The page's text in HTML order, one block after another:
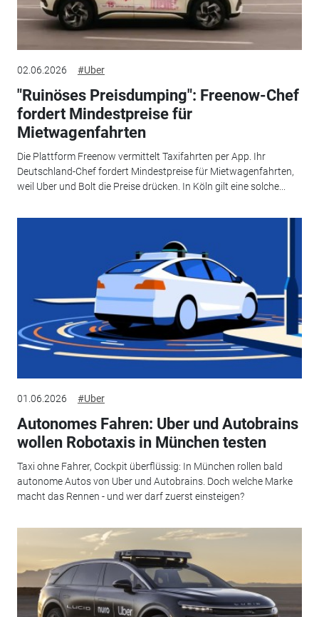
02.06.2026 #Uber
"Ruinöses Preisdumping": Freenow-Chef
fordert Mindestpreise für
Mietwagenfahrten
Die Plattform Freenow vermittelt Taxifahrten per App. Ihr
Deutschland-Chef fordert Mindestpreise für Mietwagenfahrten,
weil Uber und Bolt die Preise drücken. In Köln gilt eine solche...
01.06.2026 #Uber
Autonomes Fahren: Uber und Autobrains
wollen Robotaxis in München testen
Taxi ohne Fahrer, Cockpit überflüssig: In München rollen bald
autonome Autos von Uber und Autobrains. Doch welche Marke
macht das Rennen - und wer darf zuerst einsteigen?